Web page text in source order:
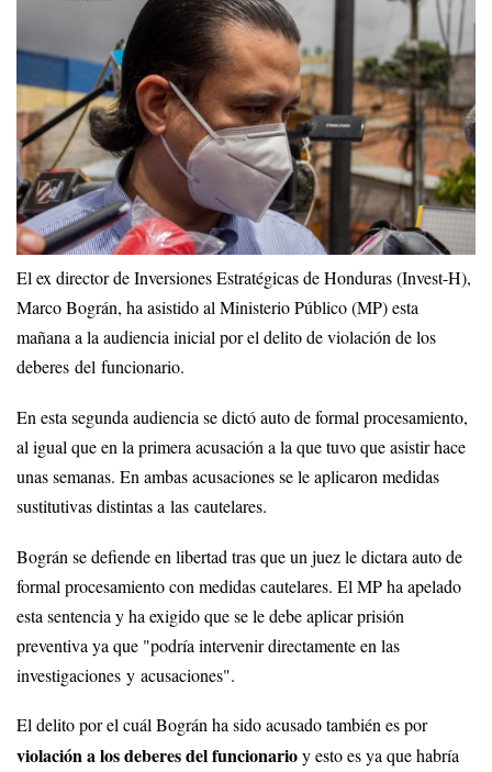
El ex director de Inversiones Estratégicas de Honduras (Invest-H),
Marco Bográn, ha asistido al Ministerio Público (MP) esta
mañana a la audiencia inicial por el delito de violación de los
deberes del funcionario.
En esta segunda audiencia se dictó auto de formal procesamiento,
al igual que en la primera acusación a la que tuvo que asistir hace
unas semanas. En ambas acusaciones se le aplicaron medidas
sustitutivas distintas a las cautelares.
Bográn se defiende en libertad tras que un juez le dictara auto de
formal procesamiento con medidas cautelares. El MP ha apelado
esta sentencia y ha exigido que se le debe aplicar prisión
preventiva ya que "podría intervenir directamente en las
investigaciones y acusaciones".
El delito por el cuál Bográn ha sido acusado también es por
violación a los deberes del funcionarioy esto es ya que habría